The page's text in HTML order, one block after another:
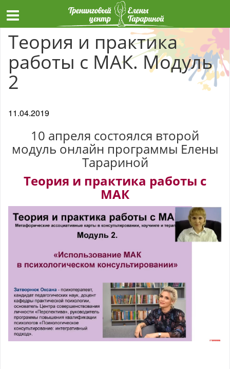
Теория и практика
работы с МАК. Модуль
2
11.04.2019
10 апреля состоялся второй
модуль онлайн программы Елены
Тарариной
Теория и практика работы с
МАК